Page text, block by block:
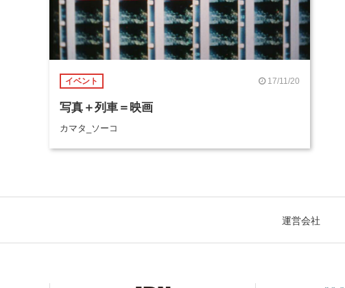
イベント 17/11/20
写真＋列車＝映画
カマタ_ソーコ
運営会社